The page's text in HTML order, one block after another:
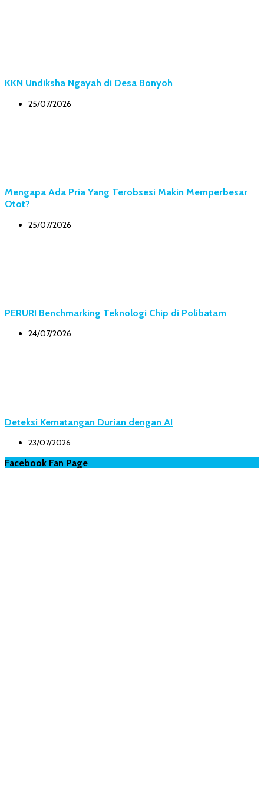
KKN Undiksha Ngayah di Desa Bonyoh
25/07/2026
Mengapa Ada Pria Yang Terobsesi Makin Memperbesar
Otot?
25/07/2026
PERURI Benchmarking Teknologi Chip di Polibatam
24/07/2026
Deteksi Kematangan Durian dengan AI
23/07/2026
Facebook Fan Page